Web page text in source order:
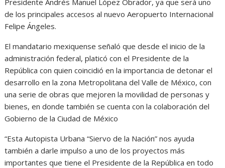
Presidente Andrés Manuel López Obrador, ya que será uno
de los principales accesos al nuevo Aeropuerto Internacional
Felipe Ángeles.
El mandatario mexiquense señaló que desde el inicio de la
administración federal, platicó con el Presidente de la
República con quien coincidió en la importancia de detonar el
desarrollo en la zona Metropolitana del Valle de México, con
una serie de obras que mejoren la movilidad de personas y
bienes, en donde también se cuenta con la colaboración del
Gobierno de la Ciudad de México
“Esta Autopista Urbana “Siervo de la Nación” nos ayuda
también a darle impulso a uno de los proyectos más
importantes que tiene el Presidente de la República en todo